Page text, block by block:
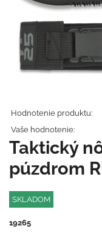
Hodnotenie produktu:
Vaše hodnotenie:
Taktický
púzdrom
SKLADOM
19265